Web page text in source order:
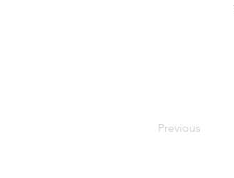
Previous